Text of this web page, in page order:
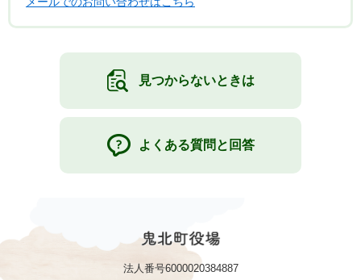
見つからないときは
よくある質問と回答
法人番号6000020384887